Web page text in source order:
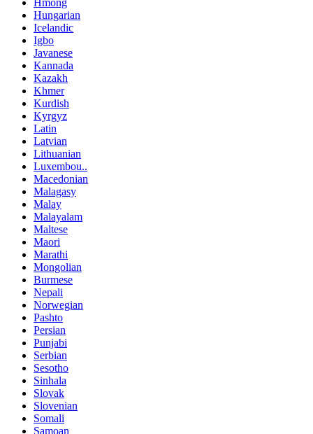
Hungarian
Icelandic
Igbo
Javanese
Kannada
Kazakh
Khmer
Kurdish
Kyrgyz
Latin
Latvian
Lithuanian
Luxembou..
Macedonian
Malagasy
Malay
Malayalam
Maltese
Maori
Marathi
Mongolian
Burmese
Nepali
Norwegian
Pashto
Persian
Punjabi
Serbian
Sesotho
Sinhala
Slovak
Slovenian
Somali
Samoan